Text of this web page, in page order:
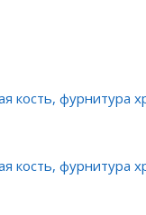
кость, фурнитура
кость, фурнитура